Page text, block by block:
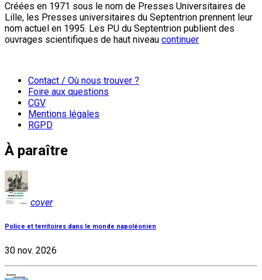
Créées en 1971 sous le nom de Presses Universitaires de
Lille, les Presses universitaires du Septentrion prennent leur
nom actuel en 1995. Les PU du Septentrion publient des
ouvrages scientifiques de haut niveau continuer
Contact / Où nous trouver ?
Foire aux questions
CGV
Mentions légales
RGPD
À paraître
cover
Police et territoires dans le monde napoléonien
30 nov. 2026